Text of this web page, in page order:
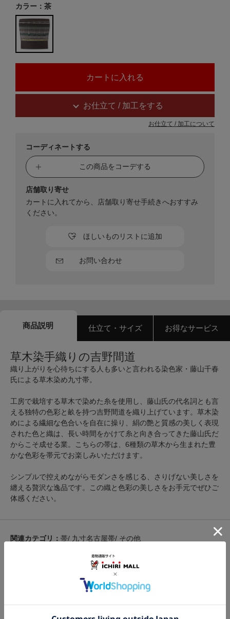
カラー：茶
お仕立て / 加工をする
お仕立て / 加工について
コーディネートする
この商品をコーデする
お問い合わせ
ほしいものリストに追加
店舗取り寄せ
カートに入れてから、店舗取り寄せ手続きへおすすみ
ください。
商品説明 仕立て・サイズ お得なサービス
草木染手織りの吉野間道
織り上がりを心待ちにする人も多いと言われる染色家・藤山千春
氏による草木染め九寸帯。
工房で栽培する草木で染めた糸を使用し、藤山氏の代名詞とも言
える独特の色彩と畝を持つ吉野間道を織り上げています。草木染
めによる繊細な色合いを自在に操り、絹の艶と質感の美しく表現
された色と織は、長い時間をかけて糸と向き合ってきた藤山氏だ
からこそ成せる業。こちらの帯は、6種類の草木から生まれた豊
かな色彩を帯元でお楽しみいただけます。
シンプルで控えめながらモダンさを感じる、さりげない美しさを
纏える贅沢な逸品です。この織と色彩の美しさをお手元でぜひご
体感ください。
関連カテゴリ： 帯/ 九寸名古屋帯/ その他
この商品を見た人は
こちらの商品も見ています